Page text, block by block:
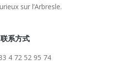
sur l’Arbresle.
联系方式
4 72 52 95 74